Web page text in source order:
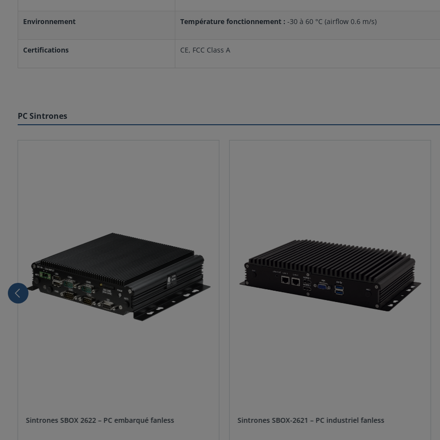
Environnement Température fonctionnement : -30 à 60 °C (airflow 0.6 m/s)
Certifications CE, FCC Class A
PC Sintrones
Sintrones SBOX 2622 – PC embarqué fanless Sintrones SBOX-2621 – PC industriel fanless